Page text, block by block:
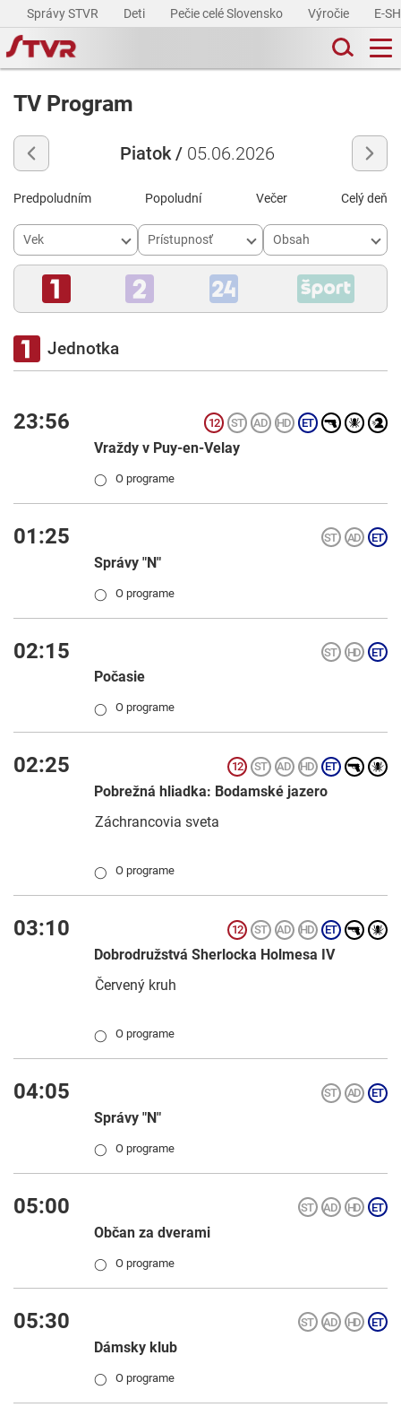
Správy STVR Deti Pečie celé Slovensko Výročie E-
TV Program
Piatok / 05.06.2026
Predpoludním Popoludní Večer Celý deň
Vek Prístupnosť Obsah
Jednotka
23:56
Vraždy v Puy-en-Velay
◯ O programe
01:25
Správy "N"
◯ O programe
02:15
Počasie
◯ O programe
02:25
Pobrežná hliadka: Bodamské jazero
Záchrancovia sveta
◯ O programe
03:10
Dobrodružstvá Sherlocka Holmesa IV
Červený kruh
◯ O programe
04:05
Správy "N"
◯ O programe
05:00
Občan za dverami
◯ O programe
05:30
Dámsky klub
◯ O programe